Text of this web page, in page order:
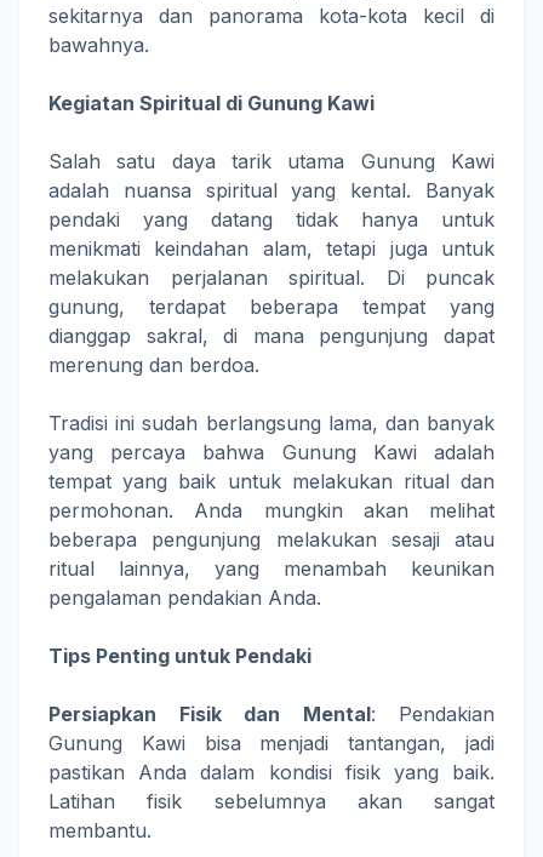
sekitarnya dan panorama kota-kota kecil di
bawahnya.
Kegiatan Spiritual di Gunung Kawi
Salah satu daya tarik utama Gunung Kawi
adalah nuansa spiritual yang kental. Banyak
pendaki yang datang tidak hanya untuk
menikmati keindahan alam, tetapi juga untuk
melakukan perjalanan spiritual. Di puncak
gunung, terdapat beberapa tempat yang
dianggap sakral, di mana pengunjung dapat
merenung dan berdoa.
Tradisi ini sudah berlangsung lama, dan banyak
yang percaya bahwa Gunung Kawi adalah
tempat yang baik untuk melakukan ritual dan
permohonan. Anda mungkin akan melihat
beberapa pengunjung melakukan sesaji atau
ritual lainnya, yang menambah keunikan
pengalaman pendakian Anda.
Tips Penting untuk Pendaki
Persiapkan Fisik dan Mental: Pendakian
Gunung Kawi bisa menjadi tantangan, jadi
pastikan Anda dalam kondisi fisik yang baik.
Latihan fisik sebelumnya akan sangat
membantu.